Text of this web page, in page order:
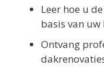
Leer hoe u
basis van
Ontvang